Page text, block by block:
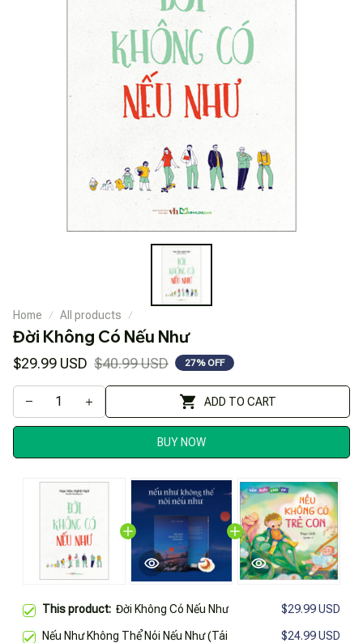
Home All products
Đời Không Có Nếu Như
$29.99 USD $40.99 USD 27% OFF
ADD TO CART
BUY NOW
This product: Đời Không Có Nếu Như $29.99 USD
Nếu Như Không Thể Nói Nếu Như (Tái
$24.99 USD